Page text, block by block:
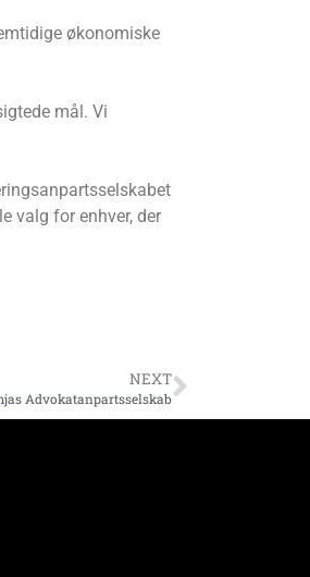
økonomiske
mål. Vi
valg for enhver, der
NEXT
Advokatanpartsselskab